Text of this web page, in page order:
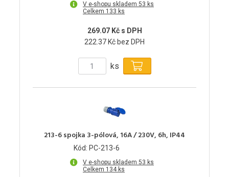
V e-shopu skladem 53 ks
Celkem 133 ks
269.07 Kč s DPH
222.37 Kč bez DPH
ks
213-6 spojka 3-pólová, 16A / 230V, 6h, IP44
Kód: PC-213-6
V e-shopu skladem 53 ks
Celkem 134 ks